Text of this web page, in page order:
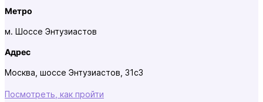
Метро
м. Шоссе Энтузиастов
Адрес
Москва, шоссе Энтузиастов, 31с3
Посмотреть, как пройти